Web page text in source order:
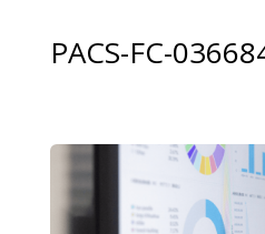
PACS-FC-